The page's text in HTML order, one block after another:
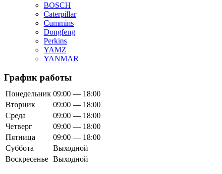
BOSCH
Caterpillar
Cummins
Dongfeng
Perkins
YAMZ
YANMAR
График работы
Понедельник 09:00 — 18:00
Вторник
09:00 — 18:00
Среда
09:00 — 18:00
Четверг
09:00 — 18:00
Пятница
09:00 — 18:00
Суббота
Выходной
Воскресенье Выходной